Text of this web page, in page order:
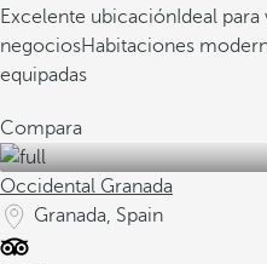
Excelente ubicación Ideal para
negociosHabitaciones
equipadas
Compara
Occidental Granada
Granada, Spain